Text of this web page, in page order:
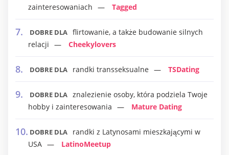
zainteresowaniach
Tagged
DOBRE DLA flirtowanie, a także budowanie silnych
relacji
Cheekylovers
DOBRE DLA randki transseksualne TSDating
DOBRE DLA znalezienie osoby, która podziela Twoje
hobby i zainteresowania
Mature Dating
DOBRE DLA
randki z Latynosami mieszkającymi w
USA
LatinoMeetup